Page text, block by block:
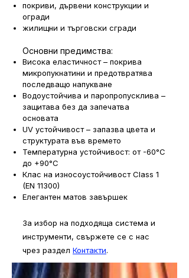
покриви, дървени конструкции и
огради
жилищни и търговски сгради
Основни предимства:
Висока еластичност – покрива
микропукнатини и предотвратява
последващо напукване
Водоустойчива и паропропусклива –
защитава без да запечатва
основата
UV устойчивост – запазва цвета и
структурата във времето
Температурна устойчивост: от -60°C
до +90°C
Клас на износоустойчивост Class 1
(EN 11300)
Елегантен матов завършек
За избор на подходяща система и
инструменти, свържете се с нас
чрез раздел Контакти.